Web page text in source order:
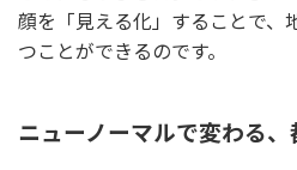
顔を「見える化」することで、
つことができるのです。
ニューノーマルで変わる